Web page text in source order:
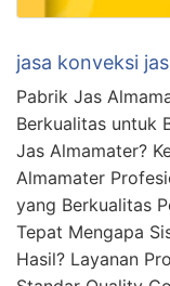
jasa konveksi
Pabrik Jas
Berkualitas untuk
Jas Almamater?
Almamater
yang Berkualitas
Tepat Mengapa
Hasil? Layanan